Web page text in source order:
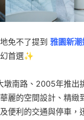
免不了提到 雅園新
首選✨
墩南路、2005年推出
麗的空間設計、精緻
便利的交通與停車，